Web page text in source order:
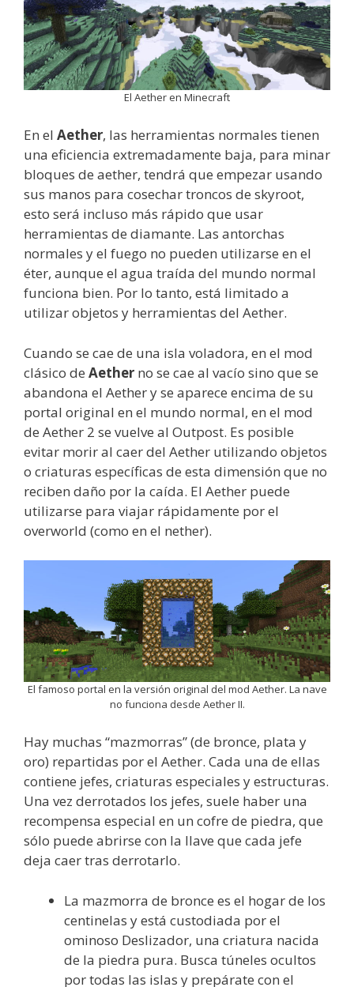
El Aether en Minecraft
En el Aether, las herramientas normales tienen
una eficiencia extremadamente baja, para minar
bloques de aether, tendrá que empezar usando
sus manos para cosechar troncos de skyroot,
esto será incluso más rápido que usar
herramientas de diamante. Las antorchas
normales y el fuego no pueden utilizarse en el
éter, aunque el agua traída del mundo normal
funciona bien. Por lo tanto, está limitado a
utilizar objetos y herramientas del Aether.
Cuando se cae de una isla voladora, en el mod
clásico de Aether no se cae al vacío sino que se
abandona el Aether y se aparece encima de su
portal original en el mundo normal, en el mod
de Aether 2 se vuelve al Outpost. Es posible
evitar morir al caer del Aether utilizando objetos
o criaturas específicas de esta dimensión que no
reciben daño por la caída. El Aether puede
utilizarse para viajar rápidamente por el
overworld (como en el nether).
El famoso portal en la versión original del mod Aether. La nave
no funciona desde Aether II.
Hay muchas “mazmorras” (de bronce, plata y
oro) repartidas por el Aether. Cada una de ellas
contiene jefes, criaturas especiales y estructuras.
Una vez derrotados los jefes, suele haber una
recompensa especial en un cofre de piedra, que
sólo puede abrirse con la llave que cada jefe
deja caer tras derrotarlo.
La mazmorra de bronce es el hogar de los
centinelas y está custodiada por el
ominoso Deslizador, una criatura nacida
de la piedra pura. Busca túneles ocultos
por todas las islas y prepárate con el